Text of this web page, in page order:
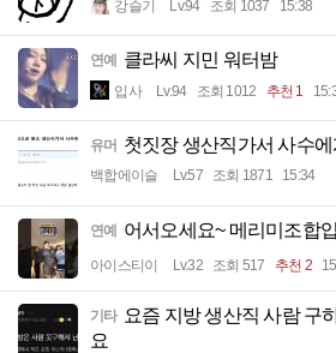
강슬기 Lv.94 조회 1037 15:38
연예 클라씨 지민 워터밤
입사 Lv.94 조회 1012 추천 1
유머 첫짓장 생산직가서 사수
백합에이슬 Lv.57 조회 1871 15:34
연예 어서오세요~ 메리미조합
아이스티이 Lv.32 조회 517 추천 2
기타 요즘 지방 생산직 사람 구
요